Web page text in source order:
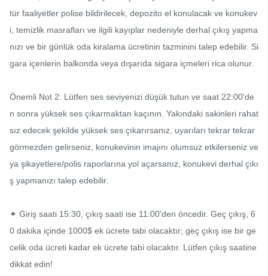
tür faaliyetler polise bildirilecek, depozito el konulacak ve konukev
i, temizlik masrafları ve ilgili kayıplar nedeniyle derhal çıkış yapma
nızı ve bir günlük oda kiralama ücretinin tazminini talep edebilir. Si
gara içenlerin balkonda veya dışarıda sigara içmeleri rica olunur.
Önemli Not 2: Lütfen ses seviyenizi düşük tutun ve saat 22:00'de
n sonra yüksek ses çıkarmaktan kaçının. Yakındaki sakinleri rahat
sız edecek şekilde yüksek ses çıkarırsanız, uyarıları tekrar tekrar
görmezden gelirseniz, konukevinin imajını olumsuz etkilerseniz ve
ya şikayetlere/polis raporlarına yol açarsanız, konukevi derhal çıkı
ş yapmanızı talep edebilir.
✦ Giriş saati 15:30, çıkış saati ise 11:00'den öncedir. Geç çıkış, 6
0 dakika içinde 1000$ ek ücrete tabi olacaktır; geç çıkış ise bir ge
celik oda ücreti kadar ek ücrete tabi olacaktır. Lütfen çıkış saatine
dikkat edin!